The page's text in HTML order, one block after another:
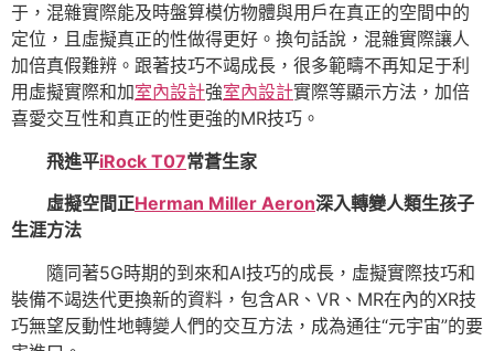
于，混雜實際能及時盤算模仿物體與用戶在真正的空間中的
定位，且虛擬真正的性做得更好。換句話說，混雜實際讓人
加倍真假難辨。跟著技巧不竭成長，很多範疇不再知足于利
用虛擬實際和加室內設計強室內設計實際等顯示方法，加倍
喜愛交互性和真正的性更強的MR技巧。
飛進平iRock T07常蒼生家
虛擬空間正Herman Miller Aeron深入轉變人類生孩子
生涯方法
隨同著5G時期的到來和AI技巧的成長，虛擬實際技巧和
裝備不竭迭代更換新的資料，包含AR、VR、MR在內的XR技
巧無望反動性地轉變人們的交互方法，成為通往“元宇宙”的要